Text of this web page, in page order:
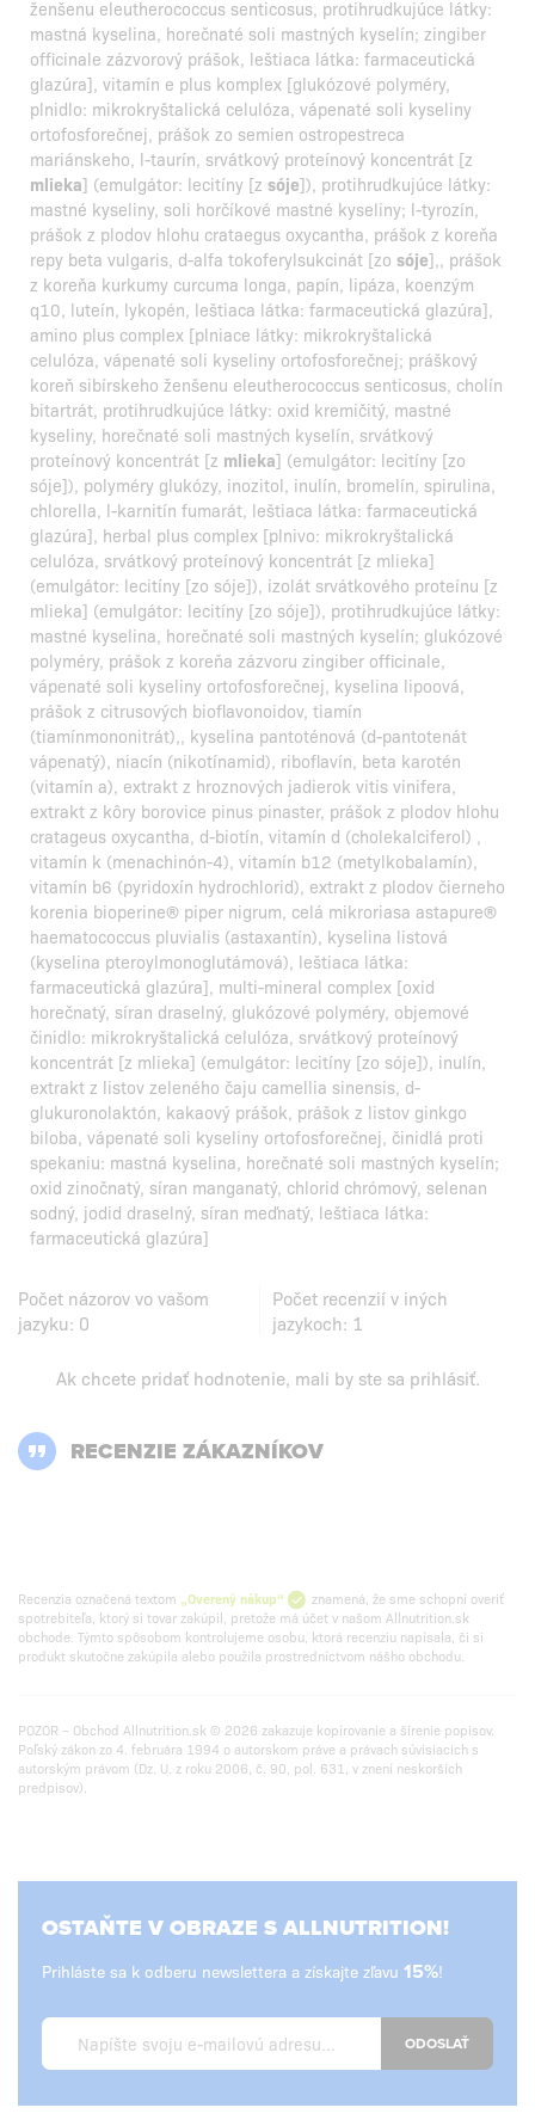
ženšenu eleutherococcus senticosus, protihrudkujúce látky:
mastná kyselina, horečnaté soli mastných kyselín; zingiber
officinale zázvorový prášok, leštiaca látka: farmaceutická
glazúra], vitamín e plus komplex [glukózové polyméry,
plnidlo: mikrokryštalická celulóza, vápenaté soli kyseliny
ortofosforečnej, prášok zo semien ostropestreca
mariánskeho, l-taurín, srvátkový proteínový koncentrát [z
mlieka] (emulgátor: lecitíny [z sóje]), protihrudkujúce látky:
mastné kyseliny, soli horčíkové mastné kyseliny; l-tyrozín,
prášok z plodov hlohu crataegus oxycantha, prášok z koreňa
repy beta vulgaris, d-alfa tokoferylsukcinát [zo sóje],, prášok
z koreňa kurkumy curcuma longa, papín, lipáza, koenzým
q10, luteín, lykopén, leštiaca látka: farmaceutická glazúra],
amino plus complex [plniace látky: mikrokryštalická
celulóza, vápenaté soli kyseliny ortofosforečnej; práškový
koreň sibírskeho ženšenu eleutherococcus senticosus, cholín
bitartrát, protihrudkujúce látky: oxid kremičitý, mastné
kyseliny, horečnaté soli mastných kyselín, srvátkový
proteínový koncentrát [z mlieka] (emulgátor: lecitíny [zo
sóje]), polyméry glukózy, inozitol, inulín, bromelín, spirulina,
chlorella, l-karnitín fumarát, leštiaca látka: farmaceutická
glazúra], herbal plus complex [plnivo: mikrokryštalická
celulóza, srvátkový proteínový koncentrát [z mlieka]
(emulgátor: lecitíny [zo sóje]), izolát srvátkového proteínu [z
mlieka] (emulgátor: lecitíny [zo sóje]), protihrudkujúce látky:
mastné kyselina, horečnaté soli mastných kyselín; glukózové
polyméry, prášok z koreňa zázvoru zingiber officinale,
vápenaté soli kyseliny ortofosforečnej, kyselina lipoová,
prášok z citrusových bioflavonoidov, tiamín
(tiamínmononitrát),, kyselina pantoténová (d-pantotenát
vápenatý), niacín (nikotínamid), riboflavín, beta karotén
(vitamín a), extrakt z hroznových jadierok vitis vinifera,
extrakt z kôry borovice pinus pinaster, prášok z plodov hlohu
cratageus oxycantha, d-biotín, vitamín d (cholekalciferol) ,
vitamín k (menachinón-4), vitamín b12 (metylkobalamín),
vitamín b6 (pyridoxín hydrochlorid), extrakt z plodov čierneho
korenia bioperine® piper nigrum, celá mikroriasa astapure®
haematococcus pluvialis (astaxantín), kyselina listová
(kyselina pteroylmonoglutámová), leštiaca látka:
farmaceutická glazúra], multi-mineral complex [oxid
horečnatý, síran draselný, glukózové polyméry, objemové
činidlo: mikrokryštalická celulóza, srvátkový proteínový
koncentrát [z mlieka] (emulgátor: lecitíny [zo sóje]), inulín,
extrakt z listov zeleného čaju camellia sinensis, d-
glukuronolaktón, kakaový prášok, prášok z listov ginkgo
biloba, vápenaté soli kyseliny ortofosforečnej, činidlá proti
spekaniu: mastná kyselina, horečnaté soli mastných kyselín;
oxid zinočnatý, síran manganatý, chlorid chrómový, selenan
sodný, jodid draselný, síran meďnatý, leštiaca látka:
farmaceutická glazúra]
Počet názorov vo vašom
jazyku: 0
Počet recenzií v iných
jazykoch: 1
Ak chcete pridať hodnotenie, mali by ste sa prihlásiť.
RECENZIE ZÁKAZNÍKOV
Recenzia označená textom „Overený nákup“
znamená, že sme schopní overiť
spotrebiteľa, ktorý si tovar zakúpil, pretože má účet v našom Allnutrition.sk
obchode. Týmto spôsobom kontrolujeme osobu, ktorá recenziu napísala, či si
produkt skutočne zakúpila alebo použila prostredníctvom nášho obchodu.
POZOR – Obchod Allnutrition.sk © 2026 zakazuje kopírovanie a šírenie popisov.
Poľský zákon zo 4. februára 1994 o autorskom práve a právach súvisiacich s
autorským právom (Dz. U. z roku 2006, č. 90, pol. 631, v znení neskorších
predpisov).
OSTAŇTE V OBRAZE S ALLNUTRITION!
Prihláste sa k odberu newslettera a získajte zľavu 15%!
ODOSLAŤ